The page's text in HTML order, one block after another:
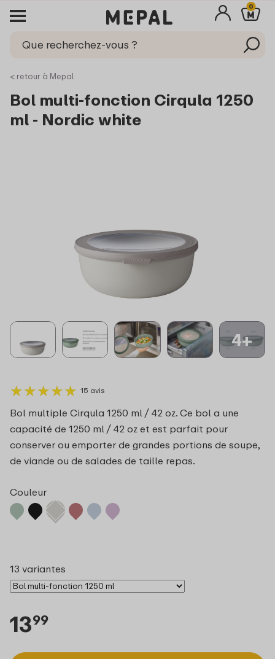
0
< retour à Mepal
Bol multi-fonction Cirqula 1250
ml - Nordic white
4+
★★★★★
★★★★★ 15 avis
Bol multiple Cirqula 1250 ml / 42 oz. Ce bol a une
capacité de 1250 ml / 42 oz et est parfait pour
conserver ou emporter de grandes portions de soupe,
de viande ou de salades de taille repas.
Couleur
13 variantes
1399